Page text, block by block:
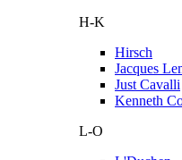
H-K
Hirsch
Jacques
Just Cavalli
Kenneth
L-O